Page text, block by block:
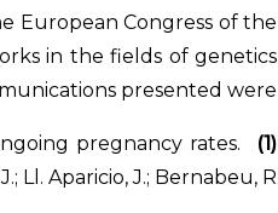
European Congress of the
in the fields of genetics
presented were:
(1)
pregnancy rates.
Ll. Aparicio, J.; Bernabeu, R.